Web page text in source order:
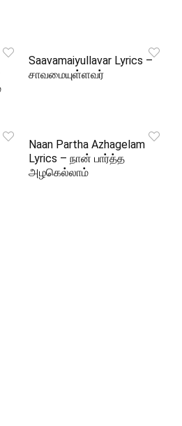
Saavamaiyullavar Lyrics –
சாவமையுள்ளவர்
Naan Partha Azhagelam
Lyrics – நான் பார்த்த
அழகெல்லாம்